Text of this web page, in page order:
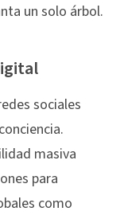
un solo árbol.
sociales
masiva
para
como